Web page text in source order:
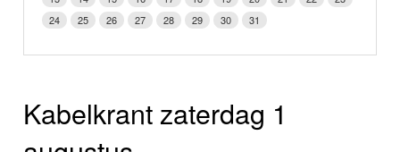
24
25 26 27 28 29 30 31
Kabelkrant zaterdag 1